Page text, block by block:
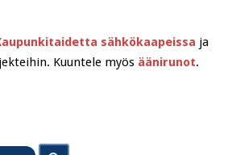
sähkökaapeissa ja
Kuuntele myös äänirunot.